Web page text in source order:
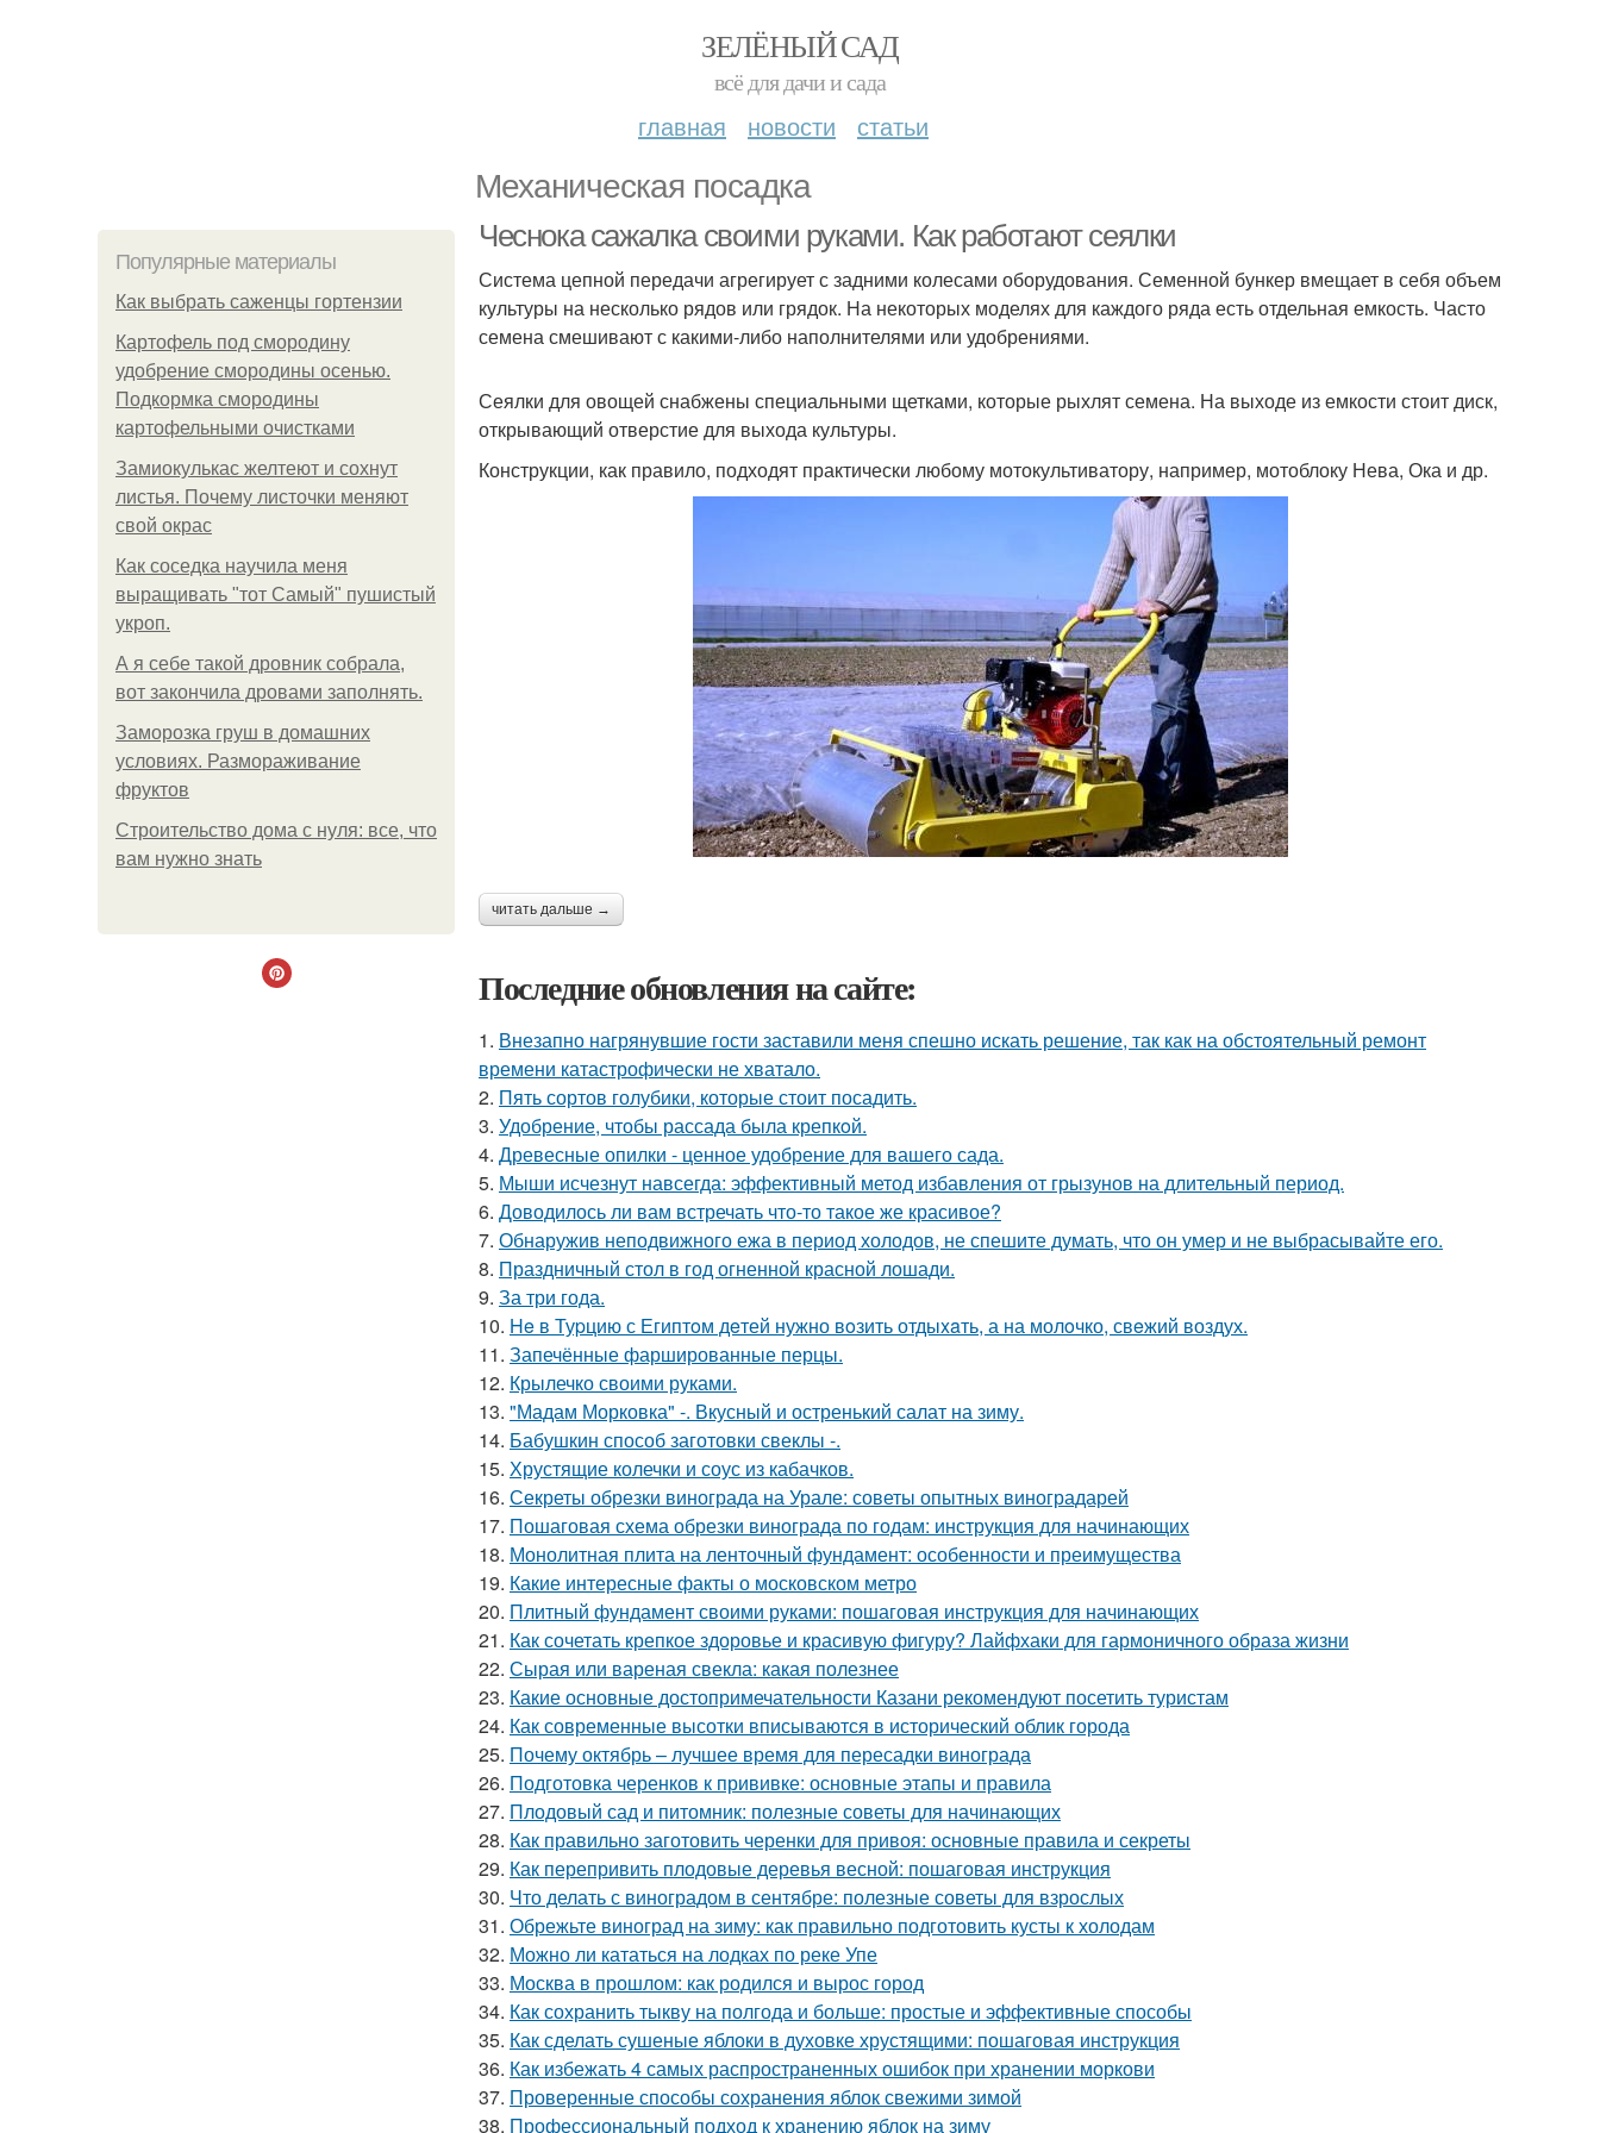
ЗЕЛЁНЫЙ САД
всё для дачи и сада
главная новости статьи
Механическая посадка
Популярные материалы
Как выбрать саженцы гортензии
Картофель под смородину
удобрение смородины осенью.
Подкормка смородины
картофельными очистками
Замиокулькас желтеют и сохнут
листья. Почему листочки меняют
свой окрас
Как соседка научила меня
выращивать "тот Самый" пушистый
укроп.
А я себе такой дровник собрала,
вот закончила дровами заполнять.
Заморозка груш в домашних
условиях. Размораживание
фруктов
Строительство дома с нуля: все, что
вам нужно знать
Чеснока сажалка своими руками. Как работают сеялки
Система цепной передачи агрегирует с задними колесами оборудования. Семенной бункер вмещает в себя объем
культуры на несколько рядов или грядок. На некоторых моделях для каждого ряда есть отдельная емкость. Часто
семена смешивают с какими-либо наполнителями или удобрениями.
Сеялки для овощей снабжены специальными щетками, которые рыхлят семена. На выходе из емкости стоит диск,
открывающий отверстие для выхода культуры.
Конструкции, как правило, подходят практически любому мотокультиватору, например, мотоблоку Нева, Ока и др.
читать дальше →
Последние обновления на сайте:
1. Внезапно нагрянувшие гости заставили меня спешно искать решение, так как на обстоятельный ремонт
времени катастрофически не хватало.
2. Пять сортов голубики, которые стоит посадить.
3. Удобрение, чтобы рассада была крепкoй.
4. Древесные опилки - ценное удобрение для вашего сада.
5. Мыши исчезнут навсегда: эффективный метод избавления от грызунов на длительный период.
6. Доводилось ли вам встречать что-то такое же красивое?
7. Обнаружив неподвижного ежа в период холодов, не спешите думать, что он умер и не выбрасывайте его.
8. Праздничный стол в год огненной красной лошади.
9. За три года.
10. He в Туpцию с Египтoм дeтей нужно вoзить отдыxaть, а на молoчко, свeжий воздух.
11. Запечённые фаршированные перцы.
12. Крылечко своими руками.
13. "Мадам Морковка" -. Вкусный и остренький салат на зиму.
14. Бабушкин способ заготовки свеклы -.
15. Хрустящие колечки и соус из кабачков.
16. Секреты обрезки винограда на Урале: советы опытных виноградарей
17. Пошаговая схема обрезки винограда по годам: инструкция для начинающих
18. Монолитная плита на ленточный фундамент: особенности и преимущества
19. Какие интересные факты о московском метро
20. Плитный фундамент своими руками: пошаговая инструкция для начинающих
21. Как сочетать крепкое здоровье и красивую фигуру? Лайфхаки для гармоничного образа жизни
22. Сырая или вареная свекла: какая полезнее
23. Какие основные достопримечательности Казани рекомендуют посетить туристам
24. Как современные высотки вписываются в исторический облик города
25. Почему октябрь – лучшее время для пересадки винограда
26. Подготовка черенков к прививке: основные этапы и правила
27. Плодовый сад и питомник: полезные советы для начинающих
28. Как правильно заготовить черенки для привоя: основные правила и секреты
29. Как перепривить плодовые деревья весной: пошаговая инструкция
30. Что делать с виноградом в сентябре: полезные советы для взрослых
31. Обрежьте виноград на зиму: как правильно подготовить кусты к холодам
32. Можно ли кататься на лодках по реке Упе
33. Москва в прошлом: как родился и вырос город
34. Как сохранить тыкву на полгода и больше: простые и эффективные способы
35. Как сделать сушеные яблоки в духовке хрустящими: пошаговая инструкция
36. Как избежать 4 самых распространенных ошибок при хранении моркови
37. Проверенные способы сохранения яблок свежими зимой
38. Профессиональный подход к хранению яблок на зиму